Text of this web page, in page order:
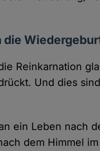
die
Reinkarnation
Und dies
ein Leben nach
dem Himmel